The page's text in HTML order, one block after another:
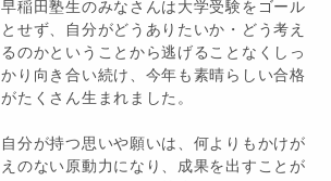
早稲田塾生のみなさんは大学受験をゴール
とせず、自分がどうありたいか・どう考え
るのかということから逃げることなくしっ
かり向き合い続け、今年も素晴らしい合格
がたくさん生まれました。
自分が持つ思いや願いは、何よりもかけが
えのない原動力になり、成果を出すことが